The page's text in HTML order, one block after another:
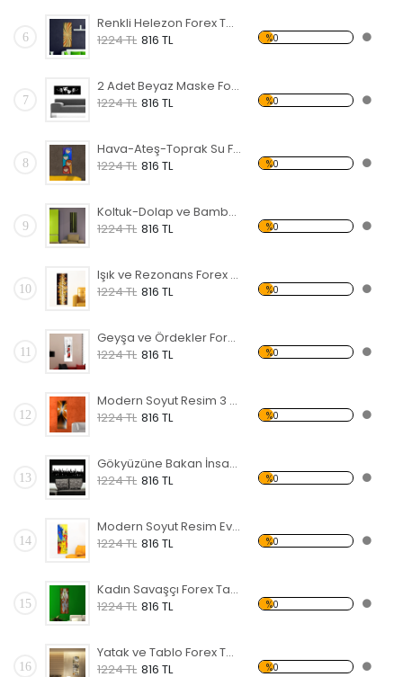
6
Renkli Helezon Forex Tablo
1224 TL 816 TL %0
7
2 Adet Beyaz Maske Forex Tablo
1224 TL 816 TL %0
8
Hava-Ateş-Toprak Su Forex Tablo
1224 TL 816 TL %0
9
Koltuk-Dolap ve Bambu Forex Tablo
1224 TL 816 TL %0
10
Işık ve Rezonans Forex Tablo
1224 TL 816 TL %0
11
Geyşa ve Ördekler Forex Tablo
1224 TL 816 TL %0
12
Modern Soyut Resim 3 Forex Tablo
1224 TL 816 TL %0
13
Gökyüzüne Bakan İnsanlar Forex Tablo
1224 TL 816 TL %0
14
Modern Soyut Resim Evler Forex Tablo
1224 TL 816 TL %0
15
Kadın Savaşçı Forex Tablo
1224 TL 816 TL %0
16
Yatak ve Tablo Forex Tablo
1224 TL 816 TL %0